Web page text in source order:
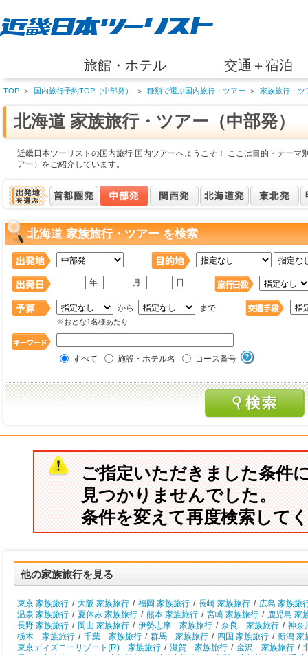
旅館・ホテル 交通＋宿泊
TOP ＞ 国内旅行予約TOP（中部発） ＞ 種類で選ぶ国内旅行・ツアー ＞ 家族旅行・ツ
北海道 家族旅行・ツアー（中部発）
近畿日本ツーリストの国内旅行 国内ツアーへようこそ！ ここは目的・テーマ
アー）をご紹介しています。
北海道 家族旅行・ツアー を検索
年 月 日
から まで
※おとな1名様あたり
すべて 施設・ホテル名 コース番号
ご指定いただきました条件
見つかりませんでした。
条件を変えて再度検索して
他の家族旅行を見る
東京 家族旅行 / 大阪 家族旅行 / 福岡 家族旅行 / 長崎 家族旅行 / 広島 家族旅
温泉 家族旅行 / 夏休み 家族旅行 / 熊本 家族旅行 / 宮崎 家族旅行 / 鹿児島 家
長野 家族旅行 / 岡山 家族旅行 / 伊勢志摩 家族旅行 / 奈良 家族旅行 / 神奈
栃木 家族旅行 / 千葉 家族旅行 / 群馬 家族旅行 / 四国 家族旅行 / 新潟 家
東京ディズニーリゾート(R) 家族旅行 / 滋賀 家族旅行 / 金沢 家族旅行 /